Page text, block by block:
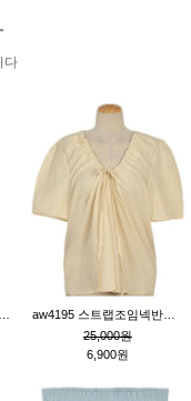
다
25,000원
6,900원